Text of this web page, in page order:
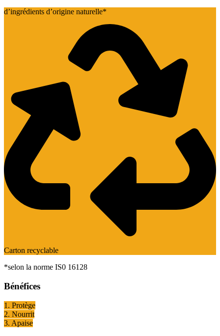
d’ingrédients d’origine naturelle*
Carton recyclable
*selon la norme IS0 16128
Bénéfices
1. Protège
2. Nourrit
3. Apaise